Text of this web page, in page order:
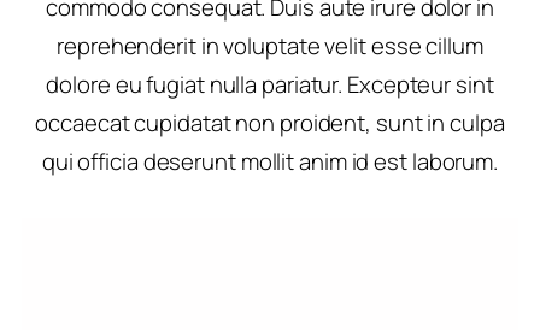
commodo consequat. Duis aute irure dolor in
reprehenderit in voluptate velit esse cillum
dolore eu fugiat nulla pariatur. Excepteur sint
occaecat cupidatat non proident, sunt in culpa
qui officia deserunt mollit anim id est laborum.